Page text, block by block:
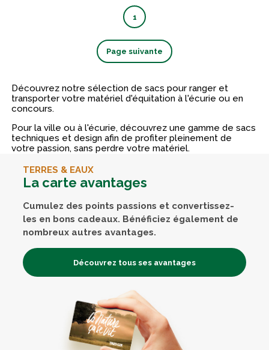
1
Page suivante
Découvrez notre sélection de sacs pour ranger et
transporter votre matériel d'équitation à l'écurie ou en
concours.
Pour la ville ou à l'écurie, découvrez une gamme de sacs
techniques et design afin de profiter pleinement de
votre passion, sans perdre votre matériel.
TERRES & EAUX
La carte avantages
Cumulez des points passions et convertissez-
les en bons cadeaux. Bénéficiez également de
nombreux autres avantages.
Découvrez tous ses avantages